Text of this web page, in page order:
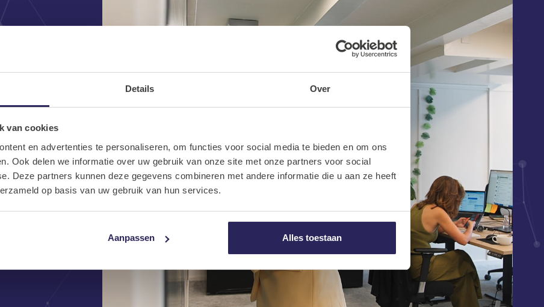
Details Over
van cookies
en advertenties te personaliseren, om functies voor social media te bieden en om ons
Ook delen we informatie over uw gebruik van onze site met onze partners voor social
Deze partners kunnen deze gegevens combineren met andere informatie die u aan ze heeft
op basis van uw gebruik van hun services.
Aanpassen Alles toestaan